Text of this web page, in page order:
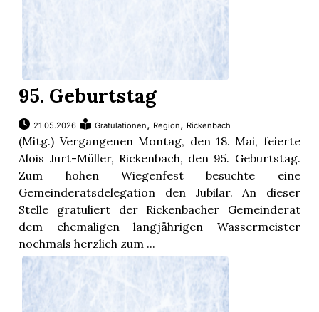
95. Geburtstag
21.05.2026 Gratulationen, Region, Rickenbach
(Mitg.) Vergangenen Montag, den 18. Mai, feierte
Alois Jurt-Müller, Rickenbach, den 95. Geburtstag.
Zum hohen Wiegenfest besuchte eine
Gemeinderatsdelegation den Jubilar. An dieser
Stelle gratuliert der Rickenbacher Gemeinderat
dem ehemaligen langjährigen Wassermeister
nochmals herzlich zum ...